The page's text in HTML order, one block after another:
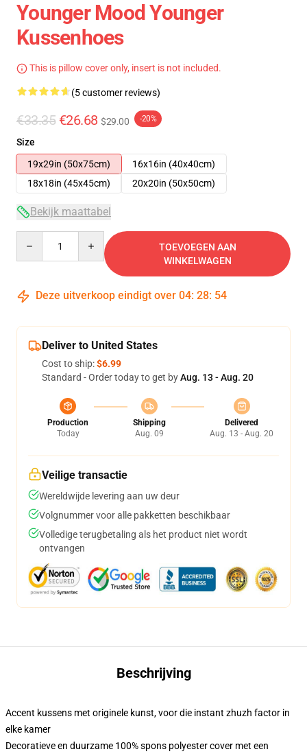
Younger Mood Younger
Kussenhoes
This is pillow cover only, insert is not included.
(5 customer reviews)
€33.35 €26.68 $29.00 -20%
Size
19x29in (50x75cm)
16x16in (40x40cm)
18x18in (45x45cm)
20x20in (50x50cm)
Bekijk maattabel
TOEVOEGEN AAN
WINKELWAGEN
Deze uitverkoop eindigt over 04: 28: 54
Deliver to United States
Cost to ship:$6.99
Standard - Order today to get byAug. 13 - Aug. 20
Production
Today
Shipping
Aug. 09
Delivered
Aug. 13 - Aug. 20
Veilige transactie
Wereldwijde levering aan uw deur
Volgnummer voor alle pakketten beschikbaar
Volledige terugbetaling als het product niet wordt
ontvangen
Beschrijving
Accent kussens met originele kunst, voor die instant zhuzh factor in
elke kamer
Decoratieve en duurzame 100% spons polyester cover met een